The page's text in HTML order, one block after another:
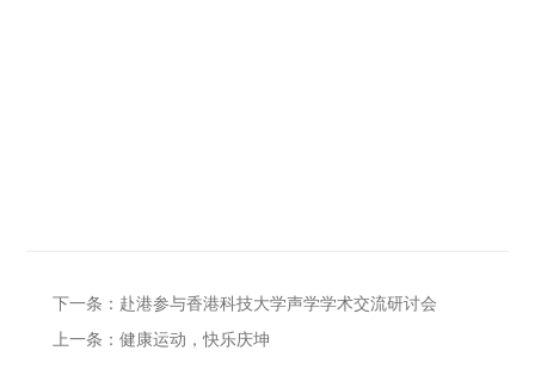
下一条：赴港参与香港科技大学声学学术交流研讨会
上一条：健康运动，快乐庆坤